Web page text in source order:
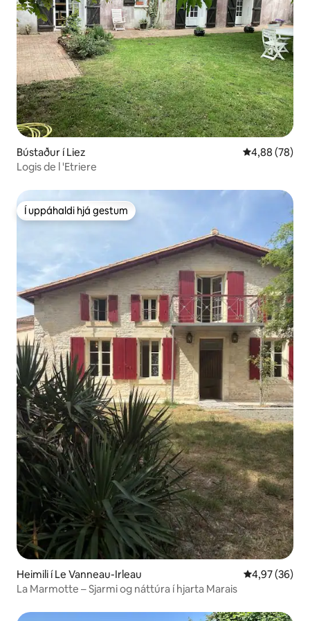
Bústaður í Liez 4,88 af 5 í
4,88 (78)
Logis de l 'Etriere
Í uppáhaldi hjá gestum
Í uppáhaldi hjá gestum
Heimili í Le Vanneau-Irleau 4,97 af 5 í
4,97 (36)
La Marmotte – Sjarmi og náttúra í hjarta Marais